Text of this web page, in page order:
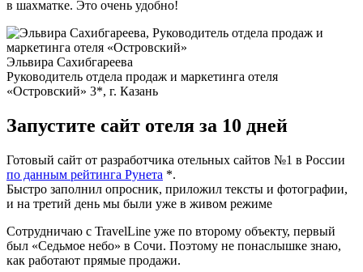
в шахматке. Это очень удобно!
Эльвира Сахибгареева
Руководитель отдела продаж и маркетинга отеля
«Островский» 3*, г. Казань
Запустите сайт отеля за 10 дней
Готовый сайт от разработчика отельных сайтов №1 в России
по данным рейтинга Рунета *.
Быстро заполнил опросник, приложил тексты и фотографии,
и на третий день мы были уже в живом режиме
Сотрудничаю с TravelLine уже по второму объекту, первый
был «Седьмое небо» в Сочи. Поэтому не понаслышке знаю,
как работают прямые продажи.